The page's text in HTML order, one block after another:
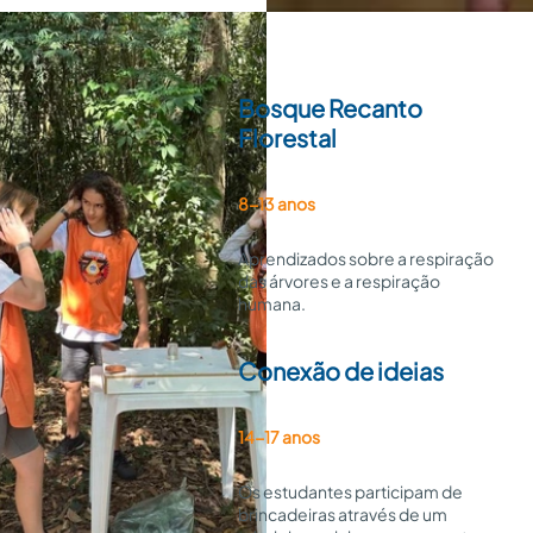
Bosque Recanto
Florestal
8-13 anos
Aprendizados sobre a respiração
das árvores e a respiração
humana.
Conexão de ideias
14-17 anos
Os estudantes participam de
brincadeiras através de um